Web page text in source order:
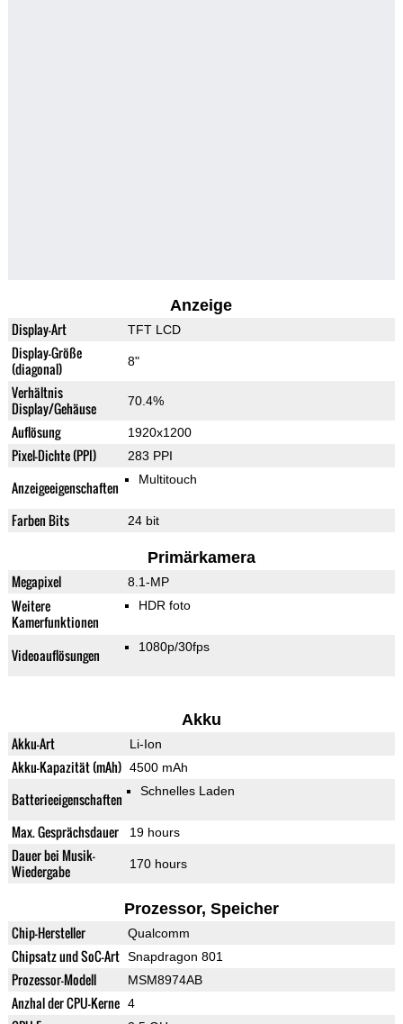
Anzeige
Display-Art TFT LCD
Display-Größe
(diagonal)
8"
Verhältnis
Display/Gehäuse
70.4%
Auflösung 1920x1200
Pixel-Dichte (PPI) 283 PPI
Anzeigeeigenschaften Multitouch
Farben Bits 24 bit
Primärkamera
Megapixel 8.1-MP
Weitere
Kamerfunktionen
HDR foto
Videoauflösungen 1080p/30fps
Akku
Akku-Art Li-Ion
Akku-Kapazität (mAh) 4500 mAh
Batterieeigenschaften Schnelles Laden
Max. Gesprächsdauer 19 hours
Dauer bei Musik-
Wiedergabe
170 hours
Prozessor, Speicher
Chip-Hersteller Qualcomm
Chipsatz und SoC-Art Snapdragon 801
Prozessor-Modell MSM8974AB
Anzhal der CPU-Kerne 4